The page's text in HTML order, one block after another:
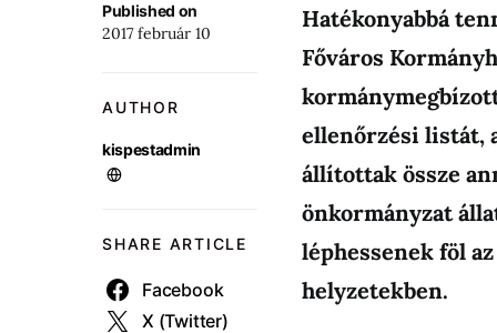
Published on
2017 február 10
AUTHOR
kispestadmin
SHARE ARTICLE
Facebook
X (Twitter)
Hatékonyabbá
Főváros
ellenőrzési listát,
állítottak össze
önkormányzat
léphessenek föl
helyzetekben.